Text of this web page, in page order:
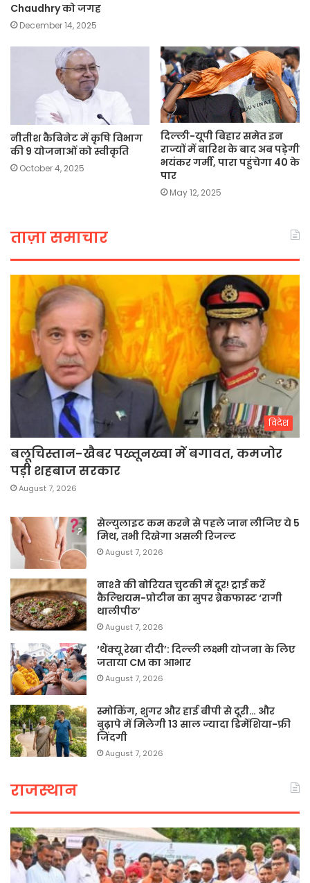
Chaudhry को जगह
December 14, 2025
नीतीश कैबिनेट में कृषि विभाग
की 9 योजनाओं को स्वीकृति
October 4, 2025
दिल्ली-यूपी बिहार समेत इन
राज्यों में बारिश के बाद अब पड़ेगी
भयंकर गर्मी, पारा पहुंचेगा 40 के
पार
May 12, 2025
ताज़ा समाचार
विदेश
बलूचिस्तान-खैबर पख्तूनख्वा में बगावत, कमजोर
पड़ी शहबाज सरकार
August 7, 2026
सेल्युलाइट कम करने से पहले जान लीजिए ये 5
मिथ, तभी दिखेगा असली रिजल्ट
August 7, 2026
नाश्ते की बोरियत चुटकी में दूर! ट्राई करें
कैल्शियम-प्रोटीन का सुपर ब्रेकफास्ट ‘रागी
थालीपीठ’
August 7, 2026
‘थैंक्यू रेखा दीदी’: दिल्ली लक्ष्मी योजना के लिए
जताया CM का आभार
August 7, 2026
स्मोकिंग, शुगर और हाई बीपी से दूरी… और
बुढ़ापे में मिलेगी 13 साल ज्यादा डिमेंशिया-फ्री
जिंदगी
August 7, 2026
राजस्थान